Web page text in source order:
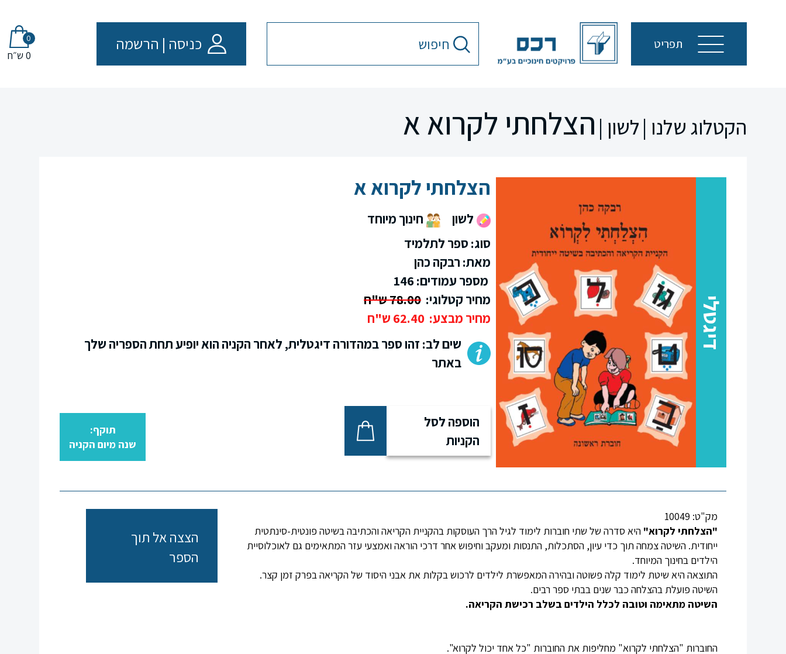
תפריט כניסה | הרשמה 0
0 ש״ח
הקטלוג שלנו |לשון | הצלחתי לקרוא א
דיגטלי
הצלחתי לקרוא א
לשון
חינוך מיוחד
סוג: ספר לתלמיד
מאת: רבקה כהן
מספר עמודים: 146
מחיר קטלוגי: 78.00 ש"ח
מחיר מבצע: 62.40 ש"ח
שים לב: זהו ספר במהדורה דיגטלית, לאחר הקניה הוא יופיע תחת הספריה שלך
באתר
הוספה לסל
הקניות
תוקף:
שנה מיום הקניה
מק"ט: 10049
"הצלחתי לקרוא"היא סדרה של שתי חוברות לימוד לגיל הרך העוסקות בהקניית הקריאה והכתיבה בשיטה פונטית-סינתטית
ייחודית. השיטה צמחה תוך כדי עיון, הסתכלות, התנסות ומעקב וחיפוש אחר דרכי הוראה ואמצעי עזר המתאימים גם לאוכלוסיית
הילדים בחינוך המיוחד.
התוצאה היא שיטת לימוד קלה פשוטה ובהירה המאפשרת לילדים לרכוש בקלות את אבני היסוד של הקריאה בפרק זמן קצר.
השיטה פועלת בהצלחה כבר שנים בבתי ספר רבים.
השיטה מתאימה וטובה לכלל הילדים בשלב רכישת הקריאה.
החוברות "הצלחתי לקרוא" מחליפות את החוברות "כל אחד יכול לקרוא".
הצצה אל תוך
הספר